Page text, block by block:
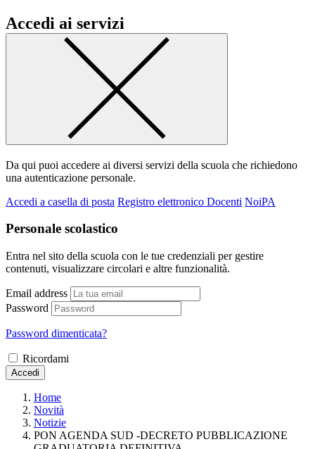
Accedi ai servizi
Da qui puoi accedere ai diversi servizi della scuola che richiedono
una autenticazione personale.
Accedi a casella di posta Registro elettronico Docenti NoiPA
Personale scolastico
Entra nel sito della scuola con le tue credenziali per gestire
contenuti, visualizzare circolari e altre funzionalità.
Email address
Password
Password dimenticata?
Ricordami
Accedi
Home
Novità
Notizie
PON AGENDA SUD -DECRETO PUBBLICAZIONE